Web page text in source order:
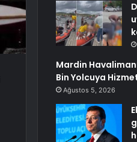
Mardin Havalimanı
Bin Yolcuya
Ağustos 5, 2026